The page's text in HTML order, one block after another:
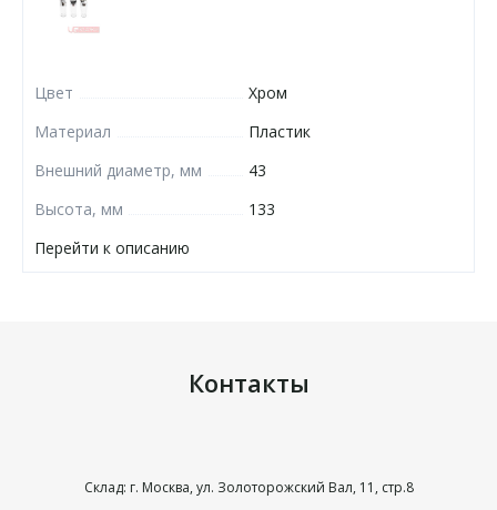
Цвет
Хром
Материал
Пластик
Внешний диаметр, мм
43
Высота, мм
133
Перейти к описанию
Контакты
Склад: г. Москва, ул. Золоторожский Вал, 11, стр.8